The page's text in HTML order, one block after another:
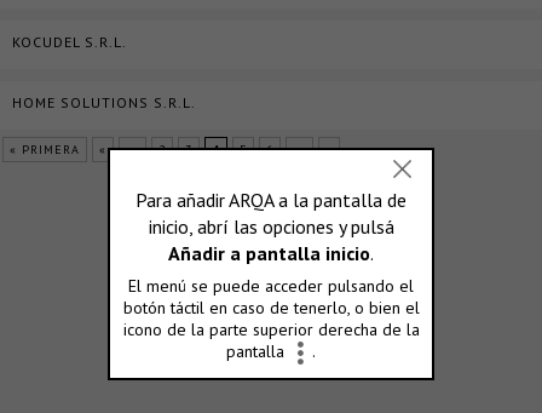
KOCUDEL S.R.L.
HOME SOLUTIONS S.R.L.
« PRIMERA « ... 2 3 4 5 6 ... »